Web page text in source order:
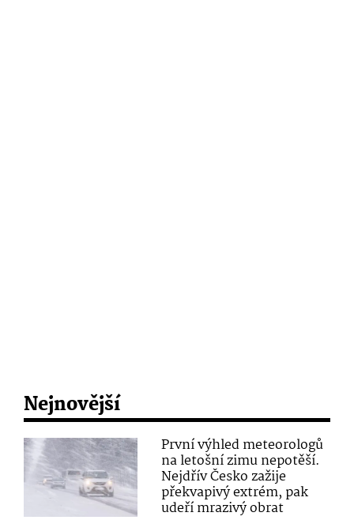
Nejnovější
První výhled meteorologů
na letošní zimu nepotěší.
Nejdřív Česko zažije
překvapivý extrém, pak
udeří mrazivý obrat